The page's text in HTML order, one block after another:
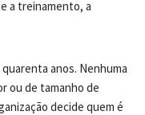
a treinamento, a
anos. Nenhuma
ou de tamanho de
decide quem é